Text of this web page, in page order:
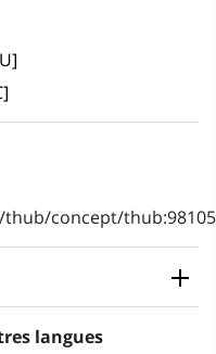
concept/
langues